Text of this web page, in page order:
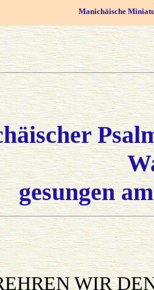
Manichäische
gesungen
WIR